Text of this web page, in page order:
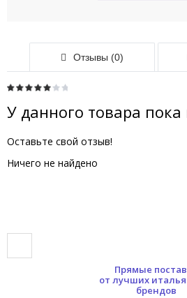
Отзывы (0)
У данного товара пока
Оставьте свой отзыв!
Ничего не найдено
Прямые
от лучших
брендов